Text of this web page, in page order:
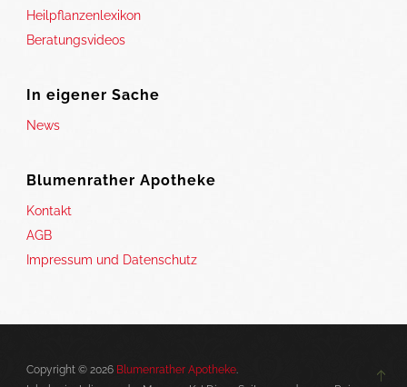
Heilpflanzenlexikon
Beratungsvideos
In eigener Sache
News
Blumenrather Apotheke
Kontakt
AGB
Impressum und Datenschutz
Copyright © 2026 Blumenrather Apotheke.